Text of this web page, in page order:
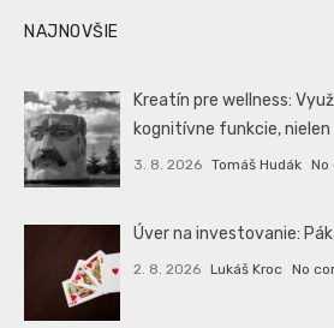
NAJNOVŠIE
Kreatín pre wellness:
kognitívne funkcie,
3. 8. 2026 Tomáš Hudák No
Úver na investovanie:
2. 8. 2026 Lukáš Kroc No